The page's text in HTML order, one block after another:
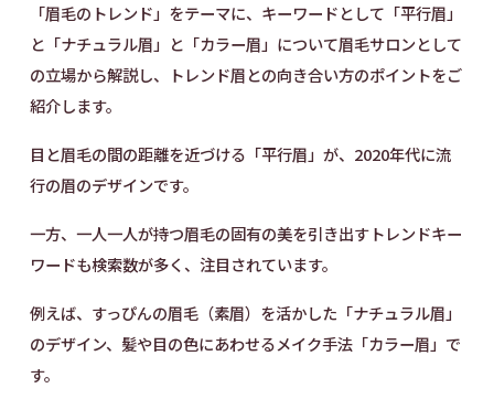
「眉毛のトレンド」をテーマに、キーワードとして「平行眉」
と「ナチュラル眉」と「カラー眉」について眉毛サロンとして
の立場から解説し、トレンド眉との向き合い方のポイントをご
紹介します。
目と眉毛の間の距離を近づける「平行眉」が、2020年代に流
行の眉のデザインです。
一方、一人一人が持つ眉毛の固有の美を引き出すトレンドキー
ワードも検索数が多く、注目されています。
例えば、すっぴんの眉毛（素眉）を活かした「ナチュラル眉」
のデザイン、髪や目の色にあわせるメイク手法「カラー眉」で
す。